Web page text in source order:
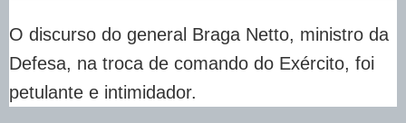
O discurso do general Braga Netto, ministro da
Defesa, na troca de comando do Exército, foi
petulante e intimidador.